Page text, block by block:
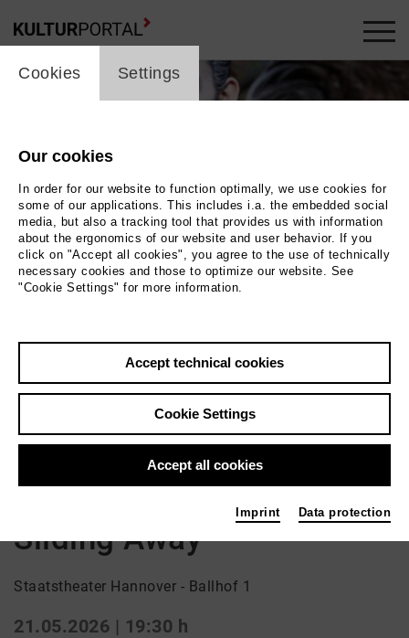
Photo Jörg Brüggemann, Ostkreuz
Schauspiel | ml_world_premiere / Drama
Einführung 18:45 Uhr
Sliding Away
Staatstheater Hannover - Ballhof 1
21.05.2026 | 19:30 h
cookie_layer
Cookies Settings
Our cookies
In order for our website to function optimally, we use cookies for
some of our applications. This includes i.a. the embedded social
media, but also a tracking tool that provides us with information
about the ergonomics of our website and user behavior. If you
click on "Accept all cookies", you agree to the use of technically
necessary cookies and those to optimize our website. See
"Cookie Settings" for more information.
Accept technical cookies
Cookie Settings
Accept all cookies
Imprint Data protection